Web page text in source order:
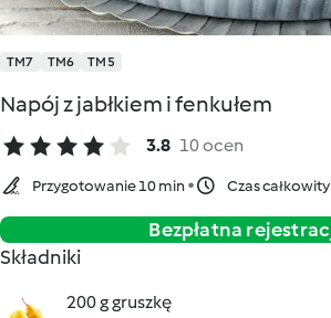
TM7 TM6 TM5
Napój z jabłkiem i fenkułem
3.8 10 ocen
Przygotowanie 10 min Czas
Bezpłatna
Składniki
200 g gruszkę